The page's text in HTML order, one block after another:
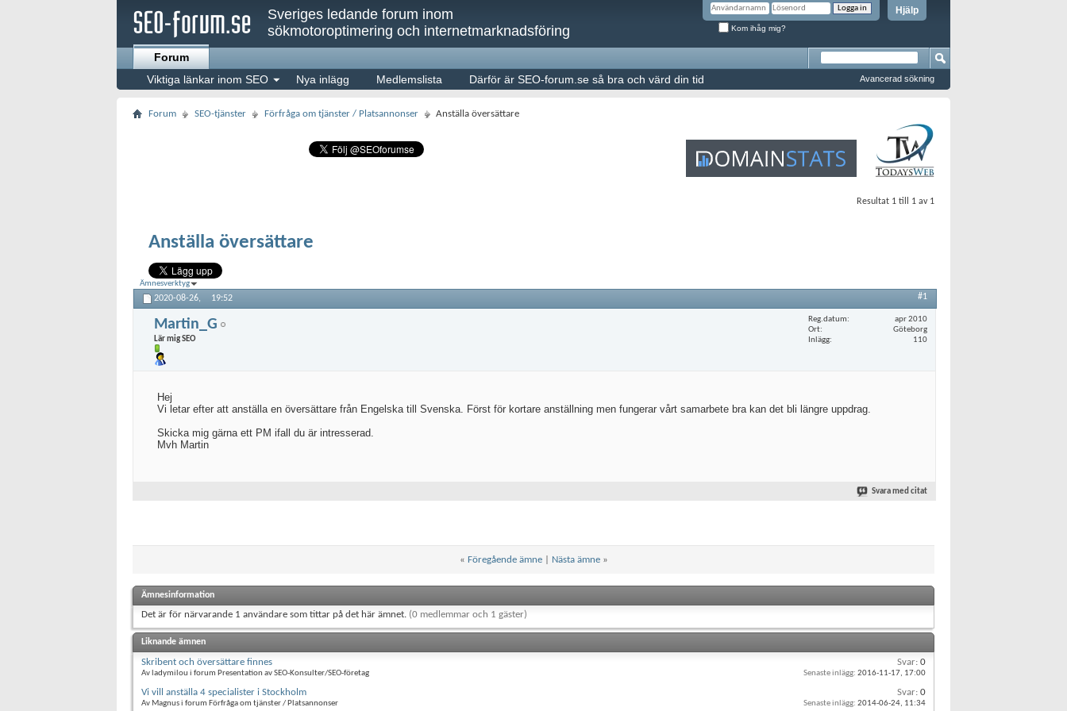
Hjälp
Kom ihåg mig?
Sveriges ledande forum inom
sökmotoroptimering och internetmarknadsföring
Forum
Viktiga länkar inom SEO
Nya inlägg Medlemslista Därför är SEO-forum.se så bra och värd din tid Avancerad sökning
Forum SEO-tjänster Förfråga om tjänster / Platsannonser Anställa översättare
Resultat 1 till 1 av 1
Anställa översättare
Ämnesverktyg
2020-08-26, 19:52 #1
Martin_G
Lär mig SEO
Reg.datum
apr 2010
Ort
Göteborg
Inlägg
110
Hej
Vi letar efter att anställa en översättare från Engelska till Svenska. Först för kortare anställning men fungerar vårt samarbete bra kan det bli längre uppdrag.
Skicka mig gärna ett PM ifall du är intresserad.
Mvh Martin
Svara med citat
« Föregående ämne| Nästa ämne »
Ämnesinformation
Det är för närvarande 1 användare som tittar på det här ämnet. (0 medlemmar och 1 gäster)
Liknande ämnen
Skribent och översättare finnes
Av ladymilou i forum Presentation av SEO-Konsulter/SEO-företag
Svar: 0
Senaste inlägg: 2016-11-17, 17:00
Vi vill anställa 4 specialister i Stockholm
Av Magnus i forum Förfråga om tjänster / Platsannonser
Svar: 0
Senaste inlägg: 2014-06-24, 11:34